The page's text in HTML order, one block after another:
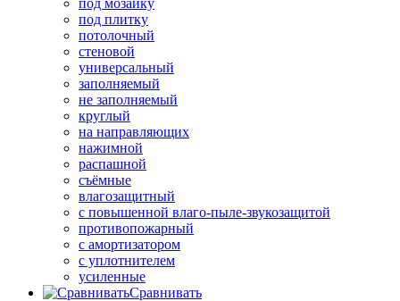
под мозаику
под плитку
потолочный
стеновой
универсальный
заполняемый
не заполняемый
круглый
на направляющих
нажимной
распашной
съёмные
влагозащитный
с повышенной влаго-пыле-звукозащитой
противопожарный
с амортизатором
с уплотнителем
усиленные
Сравнивать